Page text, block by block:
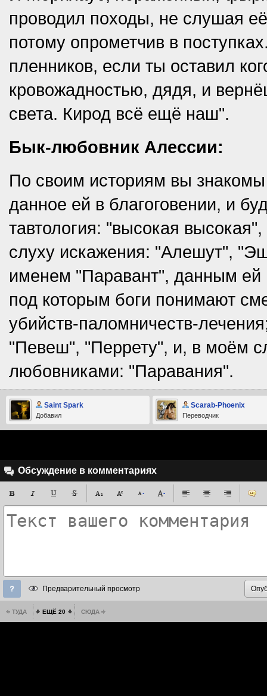
проводил походы, не слушая
потому опрометчив в
пленников, если ты оставил
кровожадностью, дядя, и
света. Кирод всё ещё наш".
Бык-любовник Алессии:
По своим историям вы
данное ей в благоговении, и
тавтология: "высокая
слуху искажения: "Алешут",
именем "Паравант", данным ей
под которым боги понимают
убийств-паломничеств-
"Певеш", "Перрету", и, в моём
любовниками: "Паравания".
Saint Spark
Добавил
Scarab-Phoenix
Переводчик
Обсуждение в комментариях
Предварительный просмотр
ТУДА ЕЩЁ 20 СЮДА